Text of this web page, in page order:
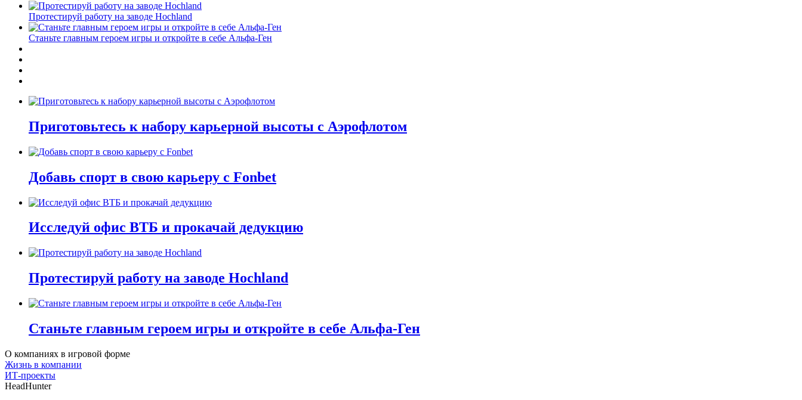
Протестируй работу на заводе Hochland
Станьте главным героем игры и откройте в себе Альфа-Ген
Приготовьтесь к набору карьерной высоты с Аэрофлотом
Добавь спорт в свою карьеру с Fonbet
Исследуй офис ВТБ и прокачай дедукцию
Протестируй работу на заводе Hochland
Станьте главным героем игры и откройте в себе Альфа-Ген
О компаниях в игровой форме
Жизнь в компании
ИТ-проекты
HeadHunter